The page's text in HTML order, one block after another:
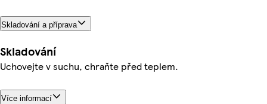
Skladování a příprava
Skladování
Uchovejte v suchu, chraňte před teplem.
Více informací